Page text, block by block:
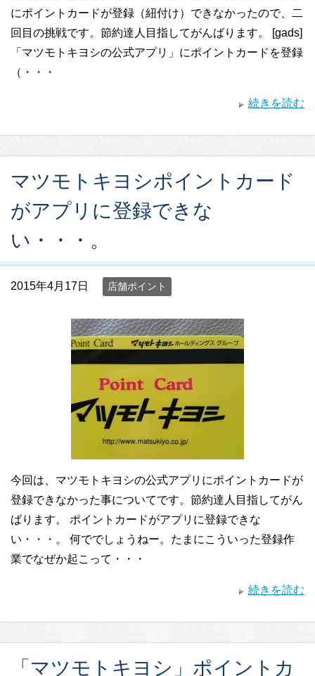
にポイントカードが登録（紐付け）できなかったので、二
回目の挑戦です。節約達人目指してがんばります。 [gads]
「マツモトキヨシの公式アプリ」にポイントカードを登録
（・・・
続きを読む
マツモトキヨシポイントカード
がアプリに登録できな
い・・・。
2015年4月17日 店舗ポイント
今回は、マツモトキヨシの公式アプリにポイントカードが
登録できなかった事についてです。節約達人目指してがん
ばります。 ポイントカードがアプリに登録できな
い・・・。 何ででしょうねー。たまにこういった登録作
業でなぜか起こって・・・
続きを読む
「マツモトキヨシ」ポイントカ